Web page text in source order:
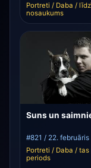
Portreti / Daba /
nosaukums
Suns un
#821 / 22. februāris
Portreti / Daba / tas
periods